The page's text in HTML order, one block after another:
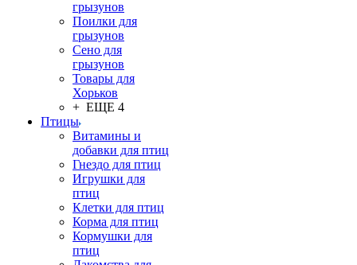
грызунов
Поилки для
грызунов
Сено для
грызунов
Товары для
Хорьков
+ ЕЩЕ 4
Птицы
Витамины и
добавки для птиц
Гнездо для птиц
Игрушки для
птиц
Клетки для птиц
Корма для птиц
Кормушки для
птиц